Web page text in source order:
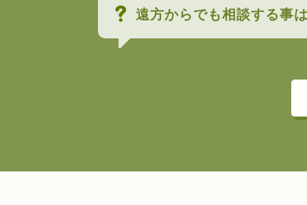
遠方からでも相談する事